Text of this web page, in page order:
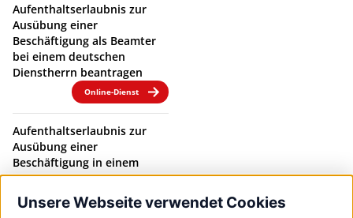
Unsere Webseite verwendet Cookies
Aufenthaltserlaubnis zur
Ausübung einer
Beschäftigung als Beamter
bei einem deutschen
Dienstherrn beantragen
Online-Dienst
Aufenthaltserlaubnis zur
Ausübung einer
Beschäftigung in einem
Beamtenverhältnis bei
einem deutschen
Dienstherrn verlängern